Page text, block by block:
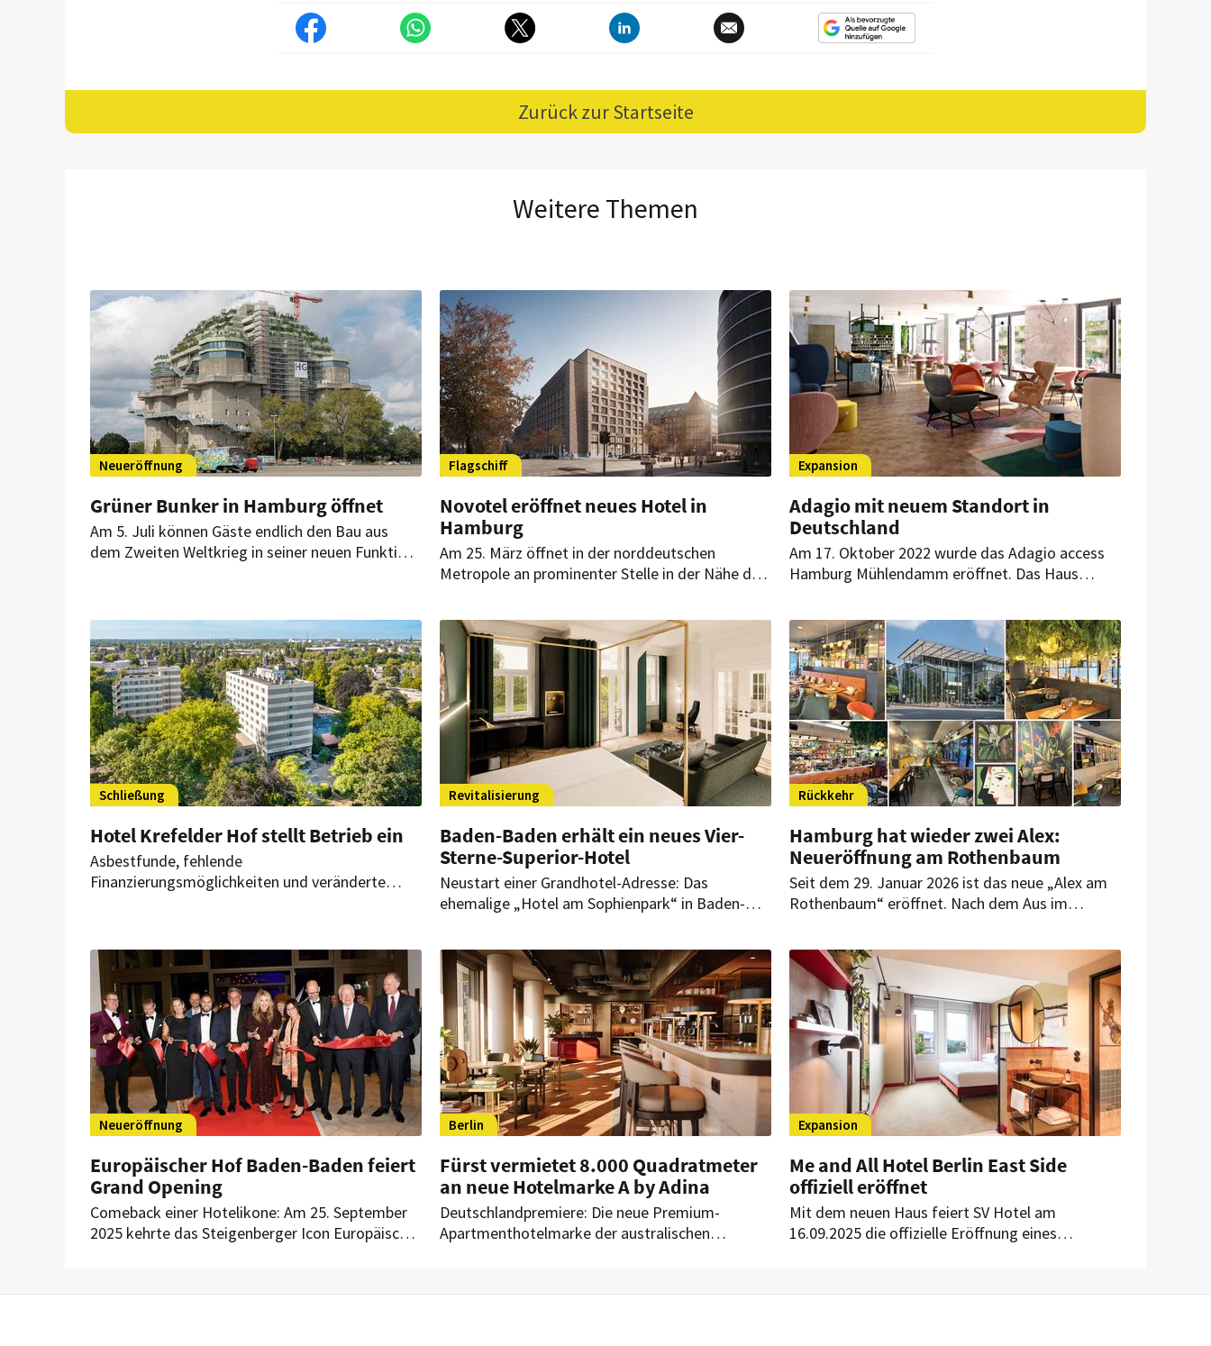
Zurück zur Startseite
Weitere Themen
Neueröffnung
Grüner Bunker in Hamburg öffnet
Am 5. Juli können Gäste endlich den Bau aus
dem Zweiten Weltkrieg in seiner neuen Funktion
Flagschiff
Novotel eröffnet neues Hotel in
Hamburg
Am 25. März öffnet in der norddeutschen
Metropole an prominenter Stelle in der Nähe des
französische Hospitality-Gruppe Accor stärkt ihre
Position in der Stadt und wird dort bald noch
weiter expandieren.
Expansion
Adagio mit neuem Standort in
Deutschland
Am 17. Oktober 2022 wurde das Adagio access
Hamburg Mühlendamm eröffnet. Das Haus
lebendiger Treffpunkt in seinem Viertel sein.
Schließung
Hotel Krefelder Hof stellt Betrieb ein
Asbestfunde, fehlende
Finanzierungsmöglichkeiten und veränderte
endgültiger Abschied soll es jedoch nicht sein.
Revitalisierung
Baden-Baden erhält ein neues Vier-
Sterne-Superior-Hotel
Neustart einer Grandhotel-Adresse: Das
ehemalige „Hotel am Sophienpark“ in Baden-
neu positioniert. Im Frühjahr 2027 soll es unter
dem Namen The Floris neu eröffnen.
Rückkehr
Hamburg hat wieder zwei Alex:
Neueröffnung am Rothenbaum
Seit dem 29. Januar 2026 ist das neue „Alex am
Rothenbaum“ eröffnet. Nach dem Aus im
damit nun wieder mit zwei Gastronomien in der
Hansestadt vertreten.
Neueröffnung
Europäischer Hof Baden-Baden feiert
Grand Opening
Comeback einer Hotelikone: Am 25. September
2025 kehrte das Steigenberger Icon Europäischer
Berlin
Fürst vermietet 8.000 Quadratmeter
an neue Hotelmarke A by Adina
Deutschlandpremiere: Die neue Premium-
Apartmenthotelmarke der australischen
Expansion
Me and All Hotel Berlin East Side
offiziell eröffnet
Mit dem neuen Haus feiert SV Hotel am
16.09.2025 die offizielle Eröffnung eines